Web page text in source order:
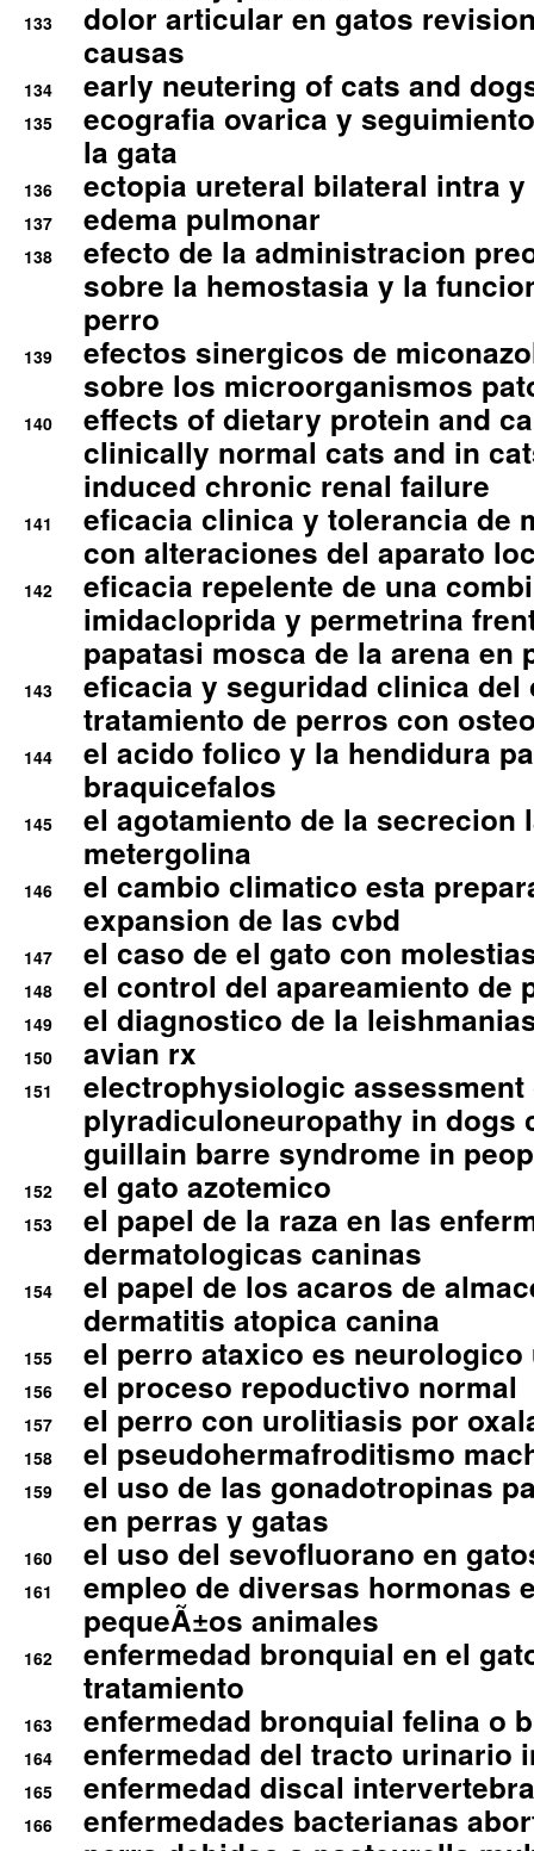
133
dolor articular en gatos
causas
134 early neutering of cats and
135
ecografia ovarica y
la gata
136 ectopia ureteral bilateral intra
137 edema pulmonar
138
efecto de la administracion
sobre la hemostasia y la
perro
139
efectos sinergicos de
sobre los microorganismos
140
effects of dietary protein and
clinically normal cats and in
induced chronic renal failure
141
eficacia clinica y tolerancia de
con alteraciones del aparato
142
eficacia repelente de una
imidacloprida y permetrina
papatasi mosca de la arena en
143
eficacia y seguridad clinica del
tratamiento de perros con
144
el acido folico y la hendidura
braquicefalos
145
el agotamiento de la secrecion
metergolina
146
el cambio climatico esta
expansion de las cvbd
147 el caso de el gato con
148 el control del apareamiento de
149 el diagnostico de la
150 avian rx
151
electrophysiologic assessment
plyradiculoneuropathy in dogs
guillain barre syndrome in
152 el gato azotemico
153
el papel de la raza en las
dermatologicas caninas
154
el papel de los acaros de
dermatitis atopica canina
155 el perro ataxico es
156 el proceso repoductivo normal
157 el perro con urolitiasis por
158 el pseudohermafroditismo
159
el uso de las gonadotropinas
en perras y gatas
160 el uso del sevofluorano en
161
empleo de diversas hormonas
pequeÃ±os animales
162
enfermedad bronquial en el
tratamiento
163 enfermedad bronquial felina o
164 enfermedad del tracto urinario
165 enfermedad discal
166
enfermedades bacterianas